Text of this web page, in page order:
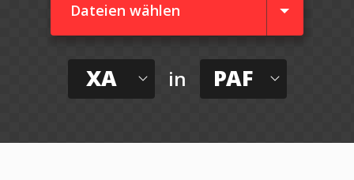
Dateien wählen
XA in PAF